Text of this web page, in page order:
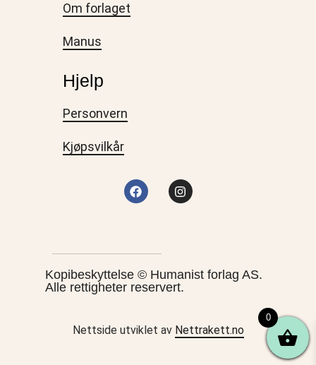
Om forlaget
Manus
Hjelp
Personvern
Kjøpsvilkår
Kopibeskyttelse © Humanist forlag AS.
Alle rettigheter reservert.
Nettside utviklet av Nettrakett.no
0